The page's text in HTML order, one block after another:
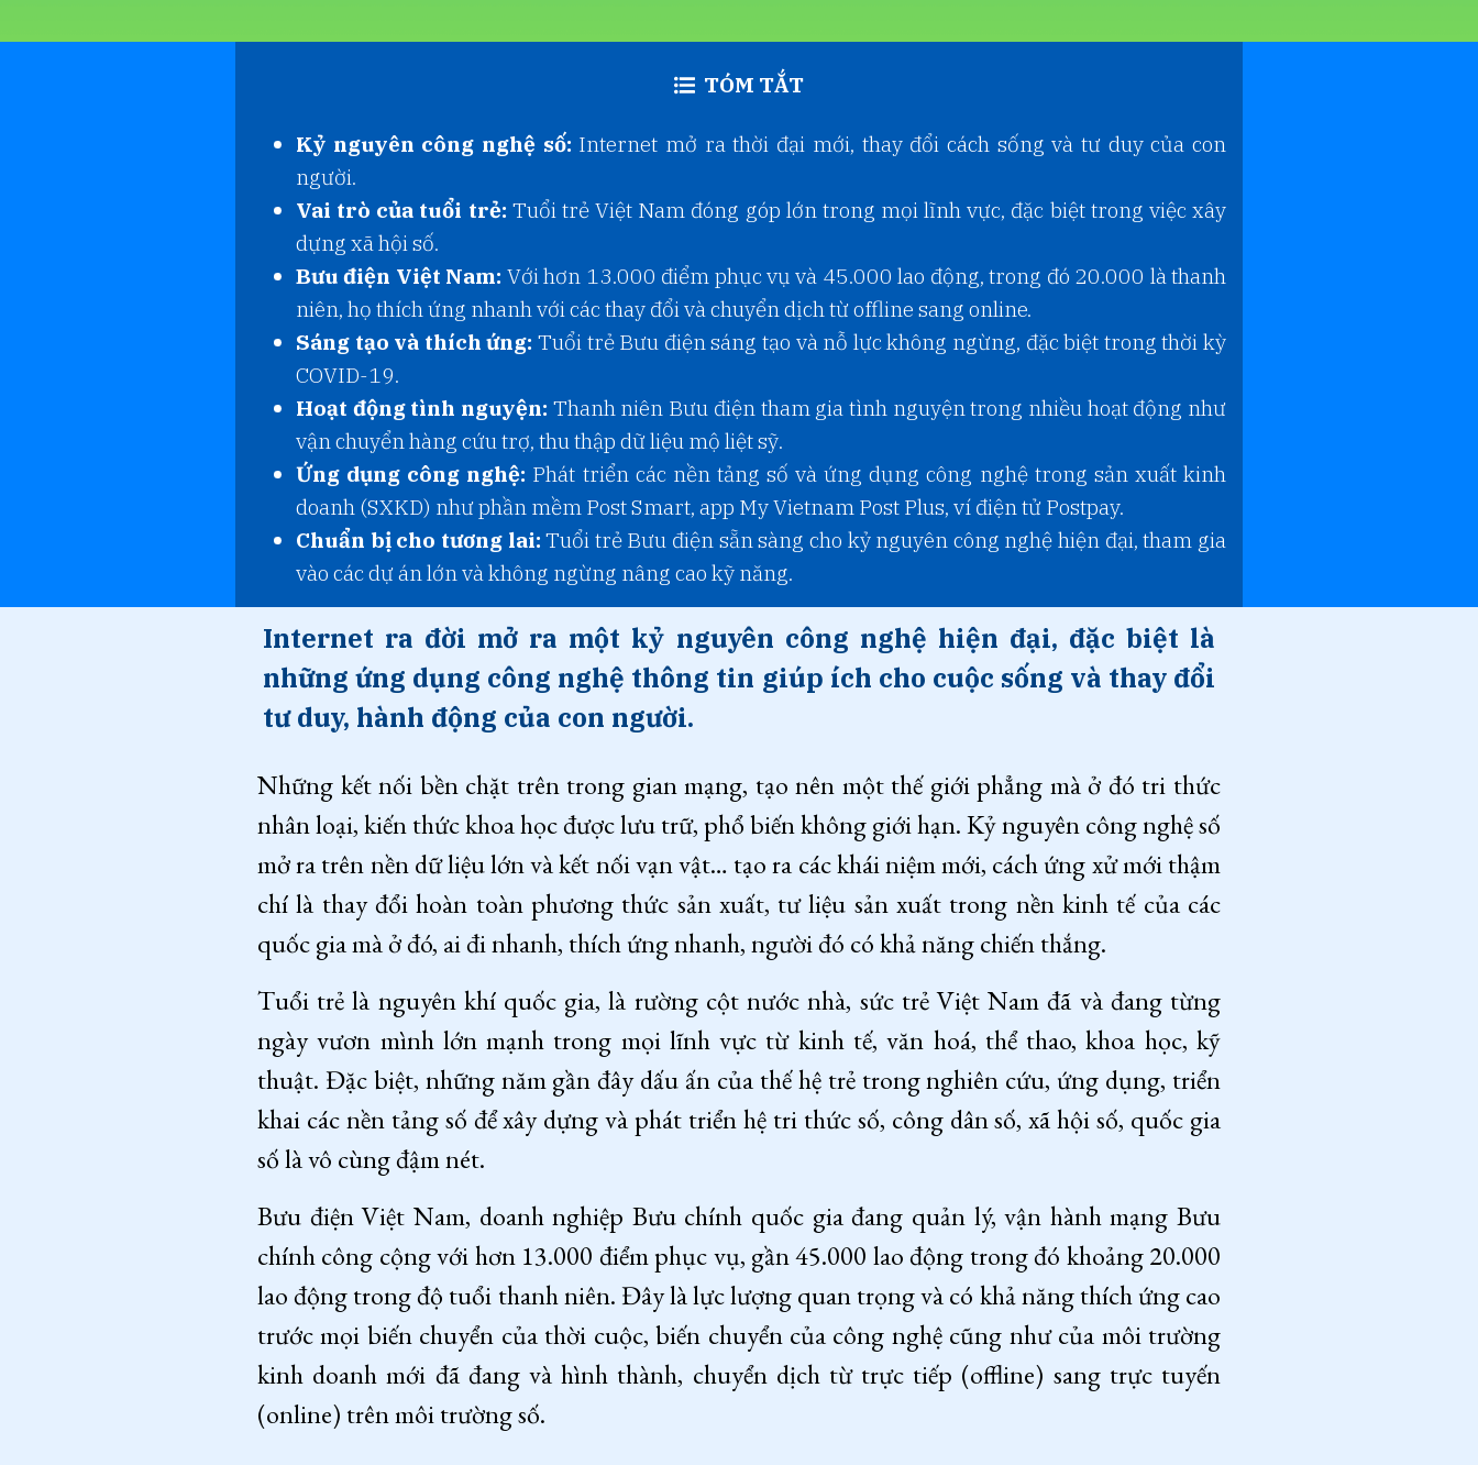
TÓM TẮT
Kỷ nguyên công nghệ số: Internet mở ra thời đại mới, thay đổi cách sống và tư duy của con
người.
Vai trò của tuổi trẻ: Tuổi trẻ Việt Nam đóng góp lớn trong mọi lĩnh vực, đặc biệt trong việc xây
dựng xã hội số.
Bưu điện Việt Nam: Với hơn 13.000 điểm phục vụ và 45.000 lao động, trong đó 20.000 là thanh
niên, họ thích ứng nhanh với các thay đổi và chuyển dịch từ offline sang online.
Sáng tạo và thích ứng: Tuổi trẻ Bưu điện sáng tạo và nỗ lực không ngừng, đặc biệt trong thời kỳ
COVID-19.
Hoạt động tình nguyện: Thanh niên Bưu điện tham gia tình nguyện trong nhiều hoạt động như
vận chuyển hàng cứu trợ, thu thập dữ liệu mộ liệt sỹ.
Ứng dụng công nghệ: Phát triển các nền tảng số và ứng dụng công nghệ trong sản xuất kinh
doanh (SXKD) như phần mềm Post Smart, app My Vietnam Post Plus, ví điện tử Postpay.
Chuẩn bị cho tương lai: Tuổi trẻ Bưu điện sẵn sàng cho kỷ nguyên công nghệ hiện đại, tham gia
vào các dự án lớn và không ngừng nâng cao kỹ năng.
Internet ra đời mở ra một kỷ nguyên công nghệ hiện đại, đặc biệt là
những ứng dụng công nghệ thông tin giúp ích cho cuộc sống và thay đổi
tư duy, hành động của con người.
Những kết nối bền chặt trên trong gian mạng, tạo nên một thế giới phẳng mà ở đó tri thức
nhân loại, kiến thức khoa học được lưu trữ, phổ biến không giới hạn. Kỷ nguyên công nghệ số
mở ra trên nền dữ liệu lớn và kết nối vạn vật… tạo ra các khái niệm mới, cách ứng xử mới thậm
chí là thay đổi hoàn toàn phương thức sản xuất, tư liệu sản xuất trong nền kinh tế của các
quốc gia mà ở đó, ai đi nhanh, thích ứng nhanh, người đó có khả năng chiến thắng.
Tuổi trẻ là nguyên khí quốc gia, là rường cột nước nhà, sức trẻ Việt Nam đã và đang từng
ngày vươn mình lớn mạnh trong mọi lĩnh vực từ kinh tế, văn hoá, thể thao, khoa học, kỹ
thuật. Đặc biệt, những năm gần đây dấu ấn của thế hệ trẻ trong nghiên cứu, ứng dụng, triển
khai các nền tảng số để xây dựng và phát triển hệ tri thức số, công dân số, xã hội số, quốc gia
số là vô cùng đậm nét.
Bưu điện Việt Nam, doanh nghiệp Bưu chính quốc gia đang quản lý, vận hành mạng Bưu
chính công cộng với hơn 13.000 điểm phục vụ, gần 45.000 lao động trong đó khoảng 20.000
lao động trong độ tuổi thanh niên. Đây là lực lượng quan trọng và có khả năng thích ứng cao
trước mọi biến chuyển của thời cuộc, biến chuyển của công nghệ cũng như của môi trường
kinh doanh mới đã đang và hình thành, chuyển dịch từ trực tiếp (offline) sang trực tuyến
(online) trên môi trường số.